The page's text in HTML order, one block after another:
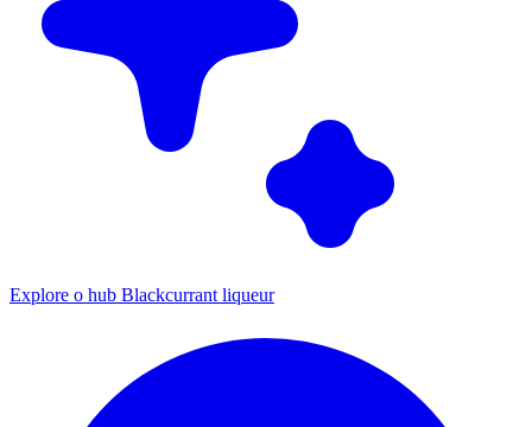
Explore o hub Blackcurrant liqueur